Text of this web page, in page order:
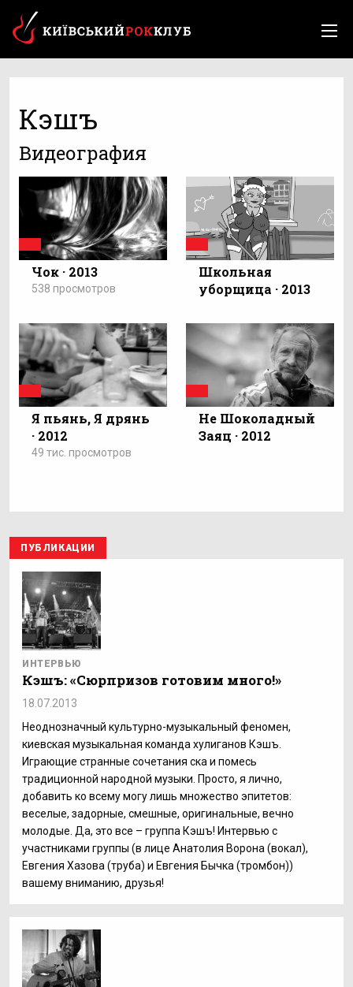
Кэшъ
Видеография
Чок · 2013
538 просмотров
Школьная
уборщица · 2013
Я пьянь, Я дрянь
· 2012
49 тис. просмотров
Не Шоколадный
Заяц · 2012
ПУБЛИКАЦИИ
ИНТЕРВЬЮ
Кэшъ: «Сюрпризов готовим много!»
18.07.2013
Неоднозначный культурно-музыкальный феномен,
киевская музыкальная команда хулиганов Кэшъ.
Играющие странные сочетания ска и помесь
традиционной народной музыки. Просто, я лично,
добавить ко всему могу лишь множество эпитетов:
веселые, задорные, смешные, оригинальные, вечно
молодые. Да, это все – группа Кэшъ! Интервью с
участниками группы (в лице Анатолия Ворона (вокал),
Евгения Хазова (труба) и Евгения Бычка (тромбон))
вашему вниманию, друзья!